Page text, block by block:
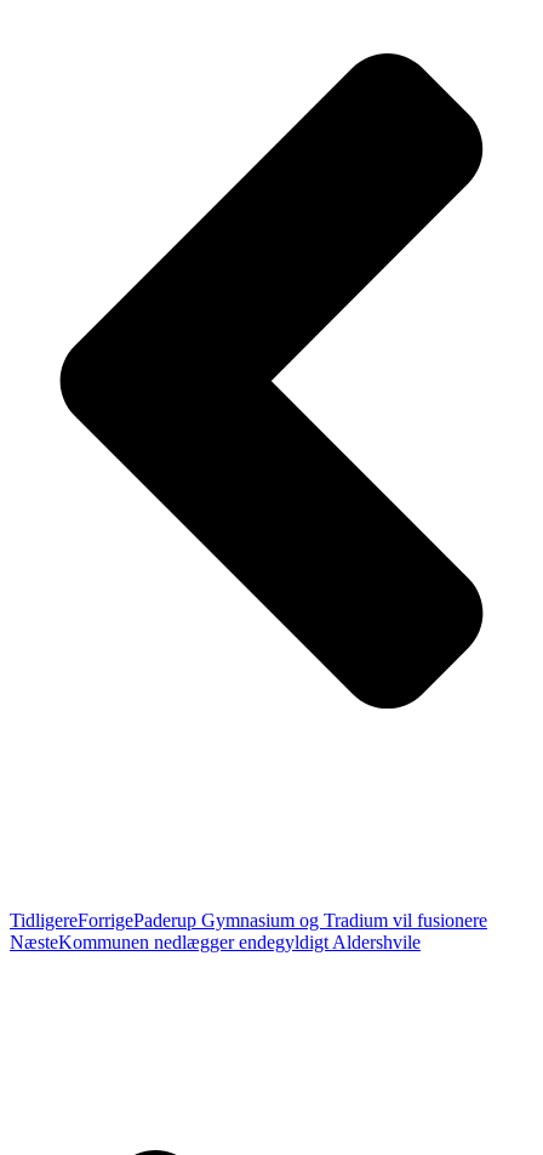
TidligereForrigePaderup Gymnasium og Tradium vil fusionere
NæsteKommunen nedlægger endegyldigt Aldershvile